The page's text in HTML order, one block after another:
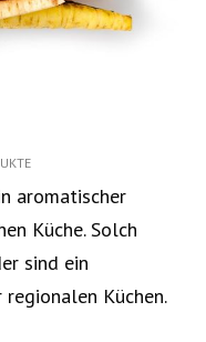
aromatischer
Küche. Solch
sind ein
Küchen.